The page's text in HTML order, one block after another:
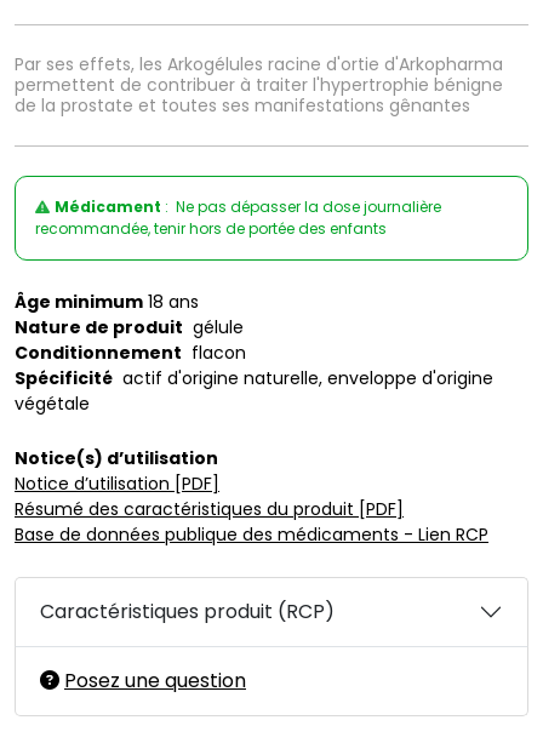
Par ses effets, les Arkogélules racine d'ortie d'Arkopharma
permettent de contribuer à traiter l'hypertrophie bénigne
de la prostate et toutes ses manifestations gênantes
Médicament : Ne pas dépasser la dose journalière
recommandée, tenir hors de portée des enfants
Âge minimum 18 ans
Nature de produit gélule
Conditionnement flacon
Spécificité actif d'origine naturelle, enveloppe d'origine
végétale
Notice(s) d’utilisation
Notice d’utilisation [PDF]
Résumé des caractéristiques du produit [PDF]
Base de données publique des médicaments - Lien RCP
Caractéristiques produit (RCP)
Posez une question